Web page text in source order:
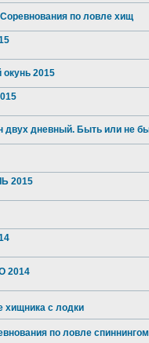
по ловле хищ
2015
дневный. Быть или не
2015
2014
хищника с лодки
по ловле спиннингом